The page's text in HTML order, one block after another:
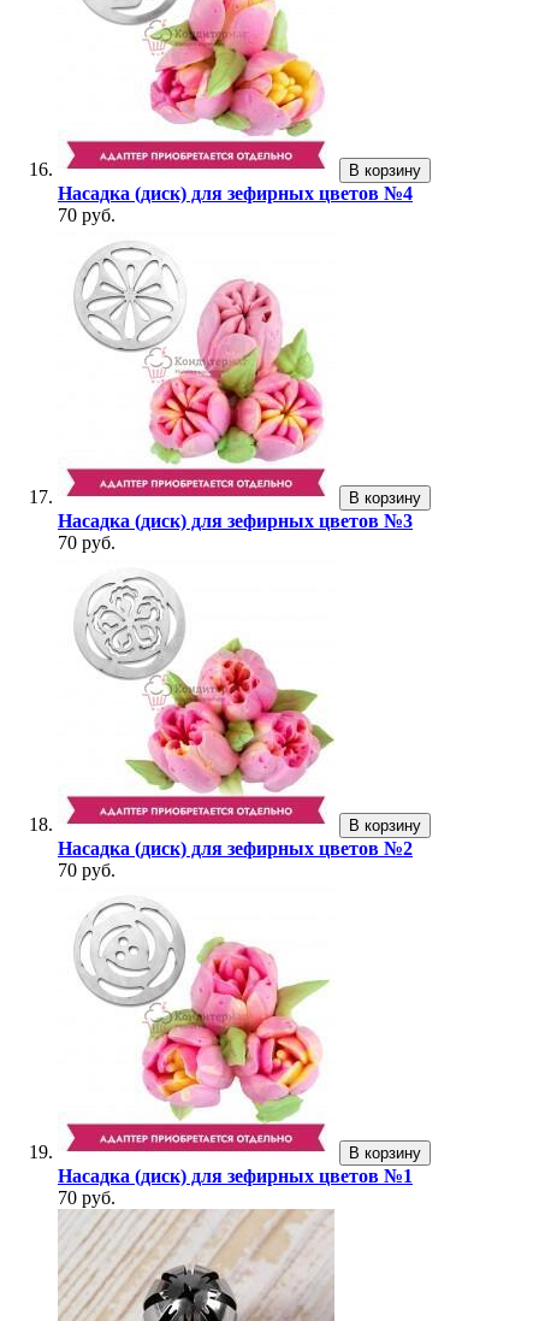
В корзину
Насадка (диск) для зефирных цветов №4
70 руб.
В корзину
Насадка (диск) для зефирных цветов №3
70 руб.
В корзину
Насадка (диск) для зефирных цветов №2
70 руб.
В корзину
Насадка (диск) для зефирных цветов №1
70 руб.